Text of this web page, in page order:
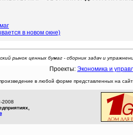
в новом окне)
рынок ценных бумаг - сборник задач и
Проекты: Экономика и
в любой форме представленных на
2008